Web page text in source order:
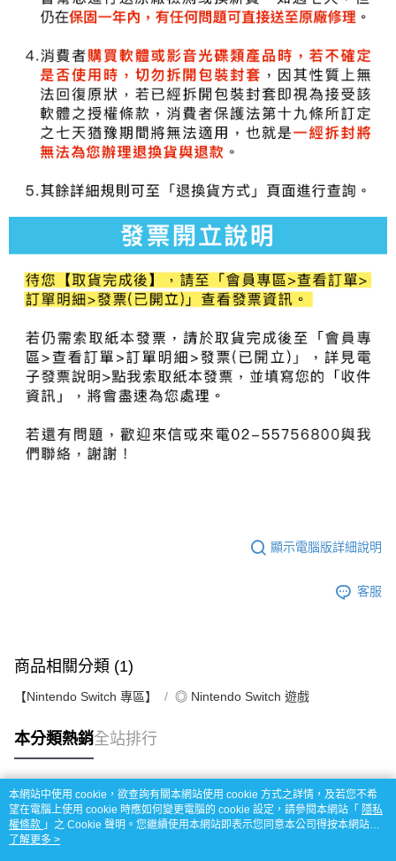
顯示電腦版詳細說明
客服
商品相關分類 (1)
【Nintendo Switch 專區】 ◎ Nintendo Switch 遊戲
本分類熱銷全站排行
熱門標籤
本網站中使用 cookie，欲查詢有關本網站使用 cookie 方式之詳情，及若您不希
望在電腦上使用 cookie 時應如何變更電腦的 cookie 設定，請參閱本網站「 隱私
權條款 」之 Cookie 聲明。您繼續使用本網站即表示您同意本公司得按本網站使
用條款之 Cookie 聲明使用 cookie。
了解更多 >